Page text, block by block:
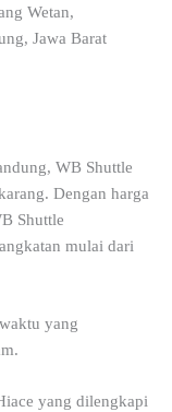
Wetan,
Jawa Barat
WB Shuttle
Dengan harga
Shuttle
mulai dari
yang
yang dilengkapi